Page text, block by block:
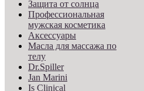
Защита от солнца
Профессиональная
мужская косметика
Аксессуары
Масла для массажа по
телу
Dr.Spiller
Jan Marini
Is Clinical